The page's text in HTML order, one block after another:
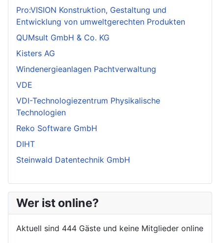
Pro:VISION Konstruktion, Gestaltung und
Entwicklung von umweltgerechten Produkten
QUMsult GmbH & Co. KG
Kisters AG
Windenergieanlagen Pachtverwaltung
VDE
VDI-Technologiezentrum Physikalische
Technologien
Reko Software GmbH
DIHT
Steinwald Datentechnik GmbH
Wer ist online?
Aktuell sind 444 Gäste und keine Mitglieder online